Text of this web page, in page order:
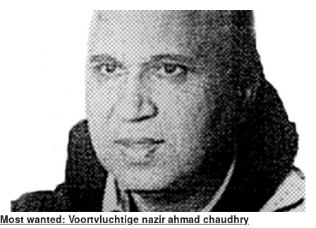
Most wanted: Voortvluchtige nazir ahmad chaudhry